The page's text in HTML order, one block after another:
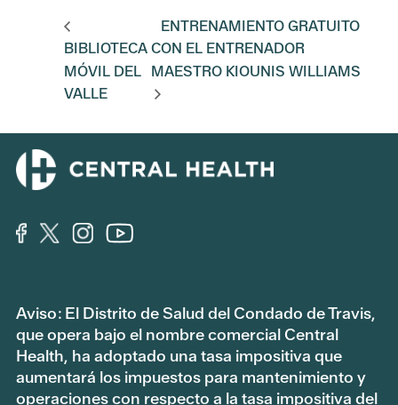
BIBLIOTECA
MÓVIL DEL
VALLE
ENTRENAMIENTO GRATUITO
CON EL ENTRENADOR
MAESTRO KIOUNIS WILLIAMS
Aviso: El Distrito de Salud del Condado de Travis,
que opera bajo el nombre comercial Central
Health, ha adoptado una tasa impositiva que
aumentará los impuestos para mantenimiento y
operaciones con respecto a la tasa impositiva del